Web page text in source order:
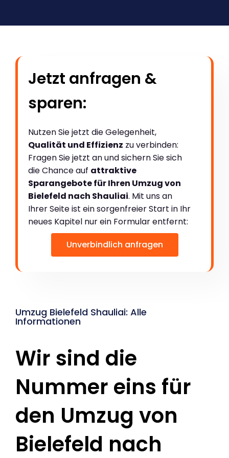
Jetzt anfragen &
sparen:
Nutzen Sie jetzt die Gelegenheit,
Qualität und Effizienz zu verbinden:
Fragen Sie jetzt an und sichern Sie sich
die Chance auf attraktive
Sparangebote für Ihren Umzug von
Bielefeld nach Shauliai. Mit uns an
Ihrer Seite ist ein sorgenfreier Start in Ihr
neues Kapitel nur ein Formular entfernt:
Unverbindlich anfragen
Umzug Bielefeld Shauliai: Alle
Informationen
Wir sind die
Nummer eins für
den Umzug von
Bielefeld nach